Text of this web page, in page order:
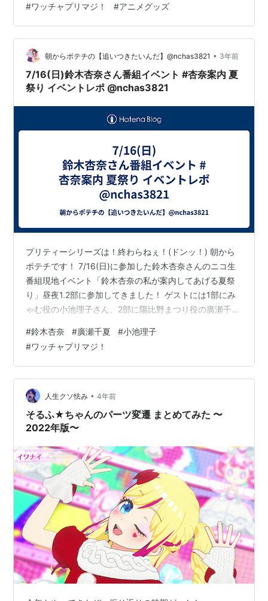
Store（通販）に登場した新作グッズには、陽比野まつり
たちプリマジスタとパートナーのマナマナが、それぞれ
衣装を取り換えっこしたミニキャライラストを使用して
います。 ■ワッチャ全開の可愛さ！『ワッチャプリマ
ジ！』から4アイテム25種類の新作グッズが登場 【グッ
ズ一覧】・缶バッ…
#ワッチャプリマジ！ #アニメグッズ
朝からポテチの【追いつきたいんだ】@nchas3821 • 3年前
7/16(日)鈴木杏奈さん番組イベント #杏奈案内 夏
祭り イベントレポ @nchas3821
プリティーシリーズは！終わらねぇ！(ドンッ！) 朝から
ポテチです！ 7/16(日)に参加した鈴木杏奈さんのニコ生
番組現地イベント「鈴木杏奈の私が案内してあげる夏祭
り」昼夜1.2部に参加してきました！ ゲストには1部にみ
ゃむ役の小池理子さん、2部に陽比野まつり役の廣瀬千夏
案内様子見してたけど、これは……… これは実質プリマ
ジ単独イベント………！！！ と高まり、即チャンネル登
録し、チケットを買いました…！ ／#杏奈案内 初のリア
ルイベント【私が案内してあげる！夏祭り！】開催決
定〜！！！🎐🎆＼🎐7月16日(日) @高円寺スタジオK 1階
🎐第1部1…
#鈴木杏奈 #廣瀬千夏 #小池理子
#ワッチャプリマジ！
人生クソ怯み • 4年前
そるふ★ちゃんのパーツ変遷 まとめてみた 〜
2022年版〜